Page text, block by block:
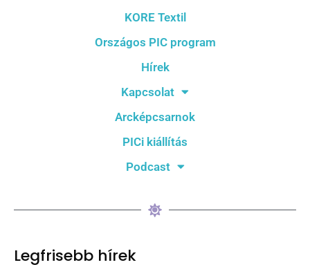
KORE Textil
Országos PIC program
Hírek
Kapcsolat
Arcképcsarnok
PICi kiállítás
Podcast
Legfrisebb hírek